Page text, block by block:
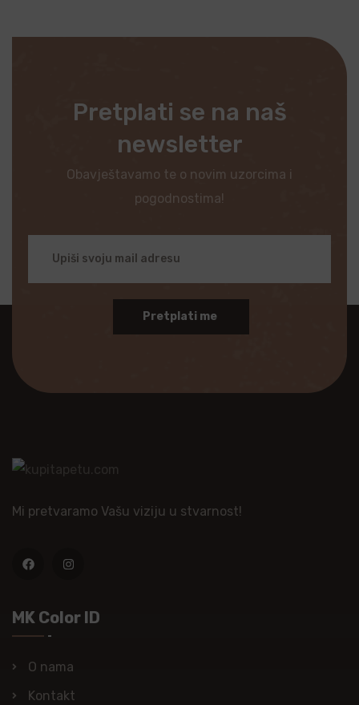
Pretplati se na naš
newsletter
Obavještavamo te o novim uzorcima i
pogodnostima!
Pretplati me
Mi pretvaramo Vašu viziju u stvarnost!
MK Color ID
O nama
Kontakt